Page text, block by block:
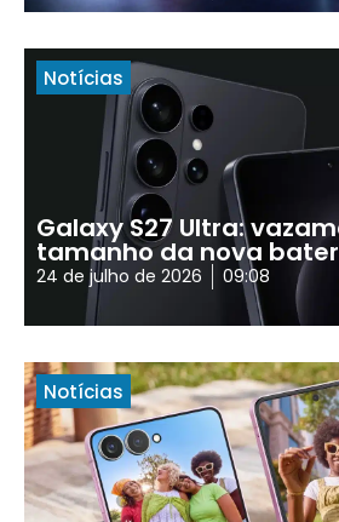
Notícias
Galaxy S27 Ultra:
tamanho da nova
24 de julho de 2026 09:08
Notícias